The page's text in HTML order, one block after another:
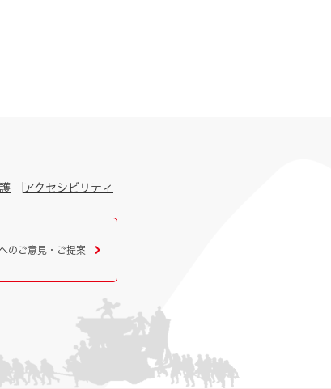
アクセシビリティ
のご意見・ご提案